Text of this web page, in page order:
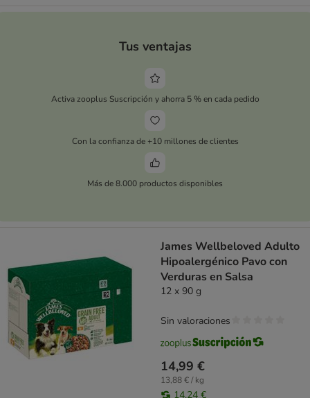
Tus ventajas
Activa zooplus Suscripción y ahorra 5 % en cada pedido
Con la confianza de +10 millones de clientes
Más de 8.000 productos disponibles
James Wellbeloved Adulto
Hipoalergénico Pavo con
Verduras en Salsa
12 x 90 g
14,99 €
13,88 € / kg
14,24 €
Sin valoraciones